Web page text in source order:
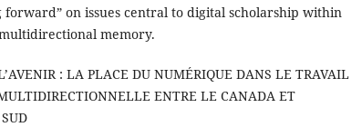
forward” on issues central to digital scholarship within
memory.
: LA PLACE DU NUMÉRIQUE DANS LE TRAVAIL
ENTRE LE CANADA ET